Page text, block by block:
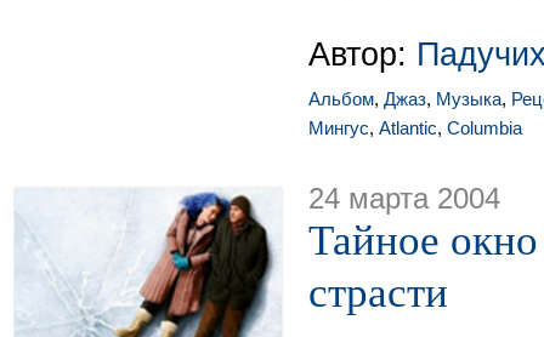
Автор:
Альбом, Джаз, Музыка,
Мингус, Atlantic, Columbia
24 марта 2004
Тайное
страсти